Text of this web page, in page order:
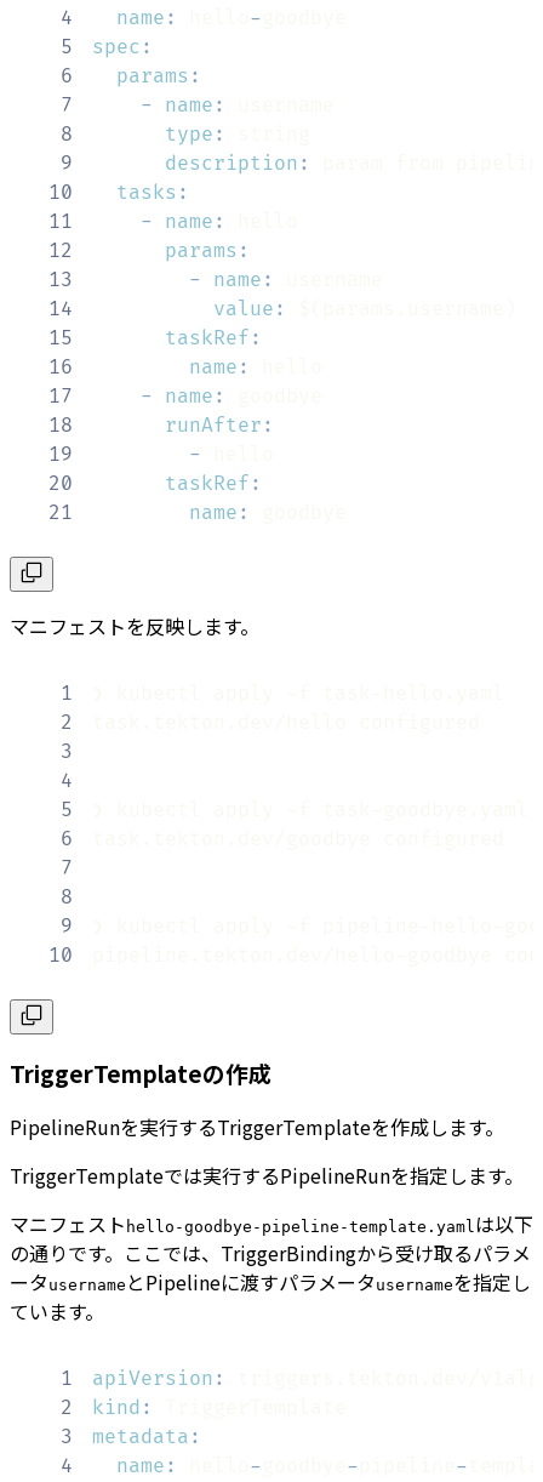
4
name : -
5
spec :
6
params :
7
- name :
8
type :
9
description :
10
tasks :
11
- name :
12
params :
13
- name :
14
value :
15
taskRef :
16
name :
17
- name :
18
runAfter :
19
-
20
taskRef :
21
name :
マニフェストを反映します。
1
2
3
4
5
6
7
8
9
10
TriggerTemplateの作成
PipelineRunを実行するTriggerTemplateを作成します。
TriggerTemplateでは実行するPipelineRunを指定します。
マニフェスト hello-goodbye-pipeline-template.yamlは以下
の通りです。ここでは、TriggerBindingから受け取るパラメ
ータ username とPipelineに渡すパラメータ usernameを指定し
ています。
1 apiVersion :
2
kind :
3
metadata :
4
name : - -
-